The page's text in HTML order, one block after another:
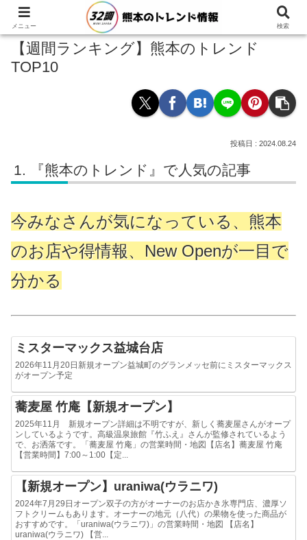
【週間ランキング】熊本のトレンド
TOP10
2024.08.24
『熊本のトレンド』で人気の記事
今みなさんが気になっている、熊本
のお店や得情報、New Openが一目で
分かる
ミスターマックス益城台店
2026年11月20日新規オープン益城町のグランメッセ前にミスターマックス
がオープン予定
蕎麦屋 竹庵【新規オープン】
2025年11月 新規オープン詳細は不明ですが、新しく蕎麦屋さんがオープ
ンしているようです。高級温泉旅館『竹ふえ』さんが監修されているよう
で、お洒落です。「蕎麦屋 竹庵」の営業時間・地図【店名】蕎麦屋 竹庵
【営業時間】7:00～1:00【定...
【新規オープン】uraniwa(ウラニワ)
2024年7月29日オープン双子の方がオーナーのお店かき氷専門店、濃厚ソ
フトクリームもあります。オーナーの地元（八代）の果物を使った商品が
おすすめです。「uraniwa(ウラニワ)」の営業時間・地図 【店名】
uraniwa(ウラニワ) 【営...
メニュー 検索